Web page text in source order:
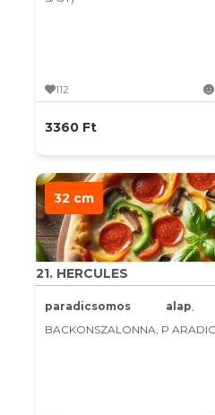
112
3360 Ft
32 cm
21. HERCULES
paradicsomos alap,
BACKONSZALONNA, P